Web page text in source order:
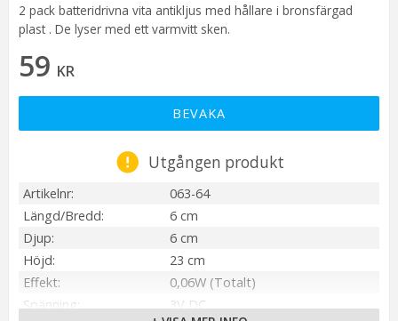
2 pack batteridrivna vita antikljus med hållare i bronsfärgad
plast . De lyser med ett varmvitt sken.
59 KR
BEVAKA
Utgången produkt
Artikelnr
063-64
Längd/Bredd
6 cm
Djup
6 cm
Höjd
23 cm
Effekt
0,06W (Totalt)
Spänning
3V DC